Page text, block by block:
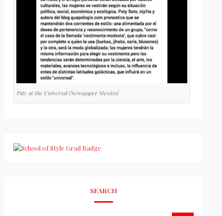
Paty at the Universal (Newspaper Mexico)
SEARCH